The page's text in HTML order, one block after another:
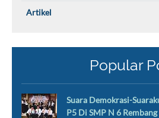
Artikel
Popular
Suara Demokrasi-
P5 Di SMP N 6 Rembang